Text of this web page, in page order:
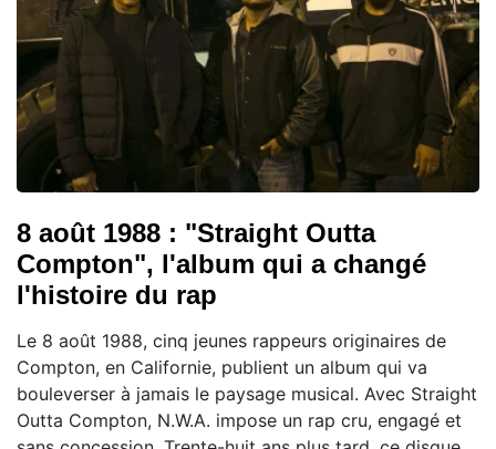
8 août 1988 : "Straight Outta
Compton", l'album qui a changé
l'histoire du rap
Le 8 août 1988, cinq jeunes rappeurs originaires de
Compton, en Californie, publient un album qui va
bouleverser à jamais le paysage musical. Avec Straight
Outta Compton, N.W.A. impose un rap cru, engagé et